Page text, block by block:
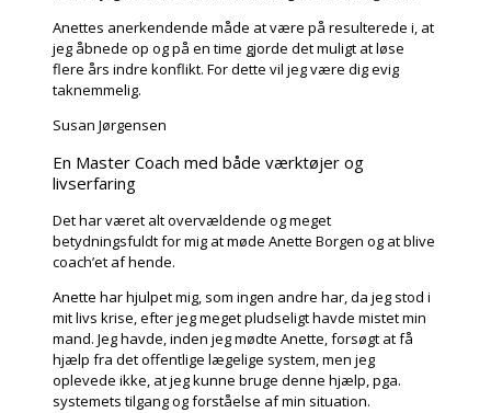
Anettes anerkendende måde at være på resulterede i, at
jeg åbnede op og på en time gjorde det muligt at løse
flere års indre konflikt. For dette vil jeg være dig evig
taknemmelig.
Susan Jørgensen
En Master Coach med både værktøjer og
livserfaring
Det har været alt overvældende og meget
betydningsfuldt for mig at møde Anette Borgen og at blive
coach’et af hende.
Anette har hjulpet mig, som ingen andre har, da jeg stod i
mit livs krise, efter jeg meget pludseligt havde mistet min
mand. Jeg havde, inden jeg mødte Anette, forsøgt at få
hjælp fra det offentlige lægelige system, men jeg
oplevede ikke, at jeg kunne bruge denne hjælp, pga.
systemets tilgang og forståelse af min situation.